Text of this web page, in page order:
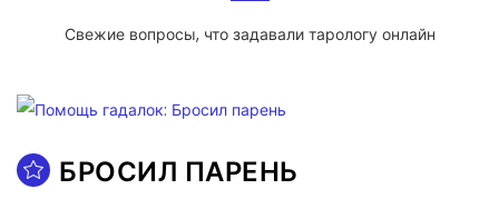
Свежие вопросы, что задавали тарологу онлайн
БРОСИЛ ПАРЕНЬ